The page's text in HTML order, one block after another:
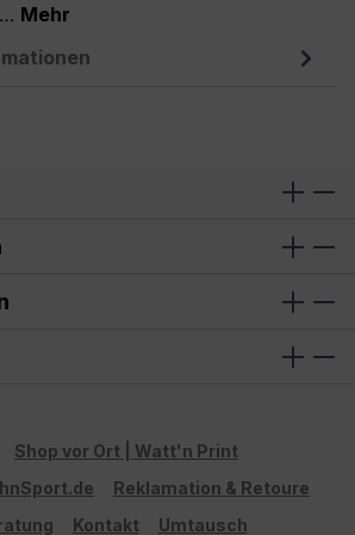
Mehr
Shop vor Ort | Watt'n Print
Reklamation & Retoure
Kontakt Umtausch